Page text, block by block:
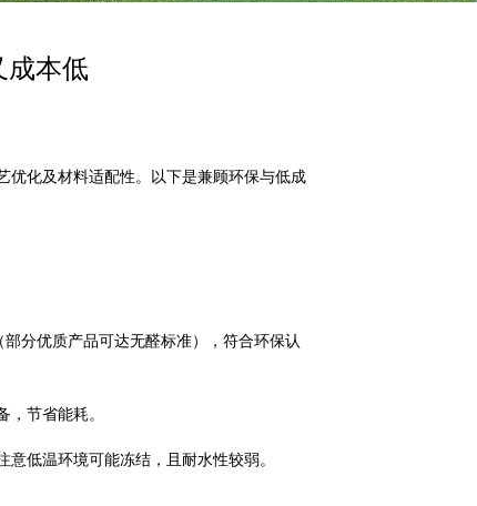
成本低
化及材料适配性。以下是兼顾环保与低成
分优质产品可达无醛标准），符合环保认
节省能耗。
低温环境可能冻结，且耐水性较弱。